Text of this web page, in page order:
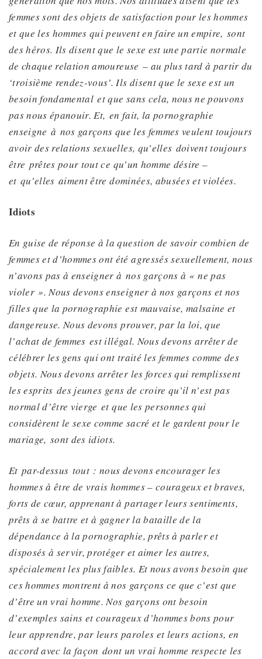
femmessont des objets de satisfaction pour les hommes
et que les hommes qui peuvent en faire un empire, sont
des héros. Ils disent que le sexe est une partie normale
de chaquerelation amoureuse – au plus tard à partir du
‘troisième rendez-vous’. Ils disent que le sexe est un
besoin fondamentalet que sans cela, nous ne pouvons
pas nous épanouir. Et, en fait, la pornographie
enseigne à nos garçons que les femmes veulent toujours
avoir des relations sexuelles, qu’elles doiventtoujours
être prêtespour tout ce qu’un homme désire –
etqu’ellesaiment être dominées, abusées et violées.
Idiots
En guise de réponse à la question de savoir combien de
femmes et d’hommes ont été agressés sexuellement, nous
n’avons pas à enseigner à nos garçons à « ne pas
violer ». Nous devons enseigner à nos garçons et nos
filles que la pornographie est mauvaise, malsaine et
dangereuse.Nous devons prouver, par la loi, que
l’achat de femmes est illégal. Nous devons arrêter de
célébrer les gens qui ont traité les femmes comme des
objets. Nous devons arrêter les forces qui remplissent
les espritsdes jeunes gens de croire qu’il n’est pas
normal d’être vierge et que les personnes qui
considèrent le sexe comme sacré et le gardent pour le
mariage,sont des idiots.
Etpar-dessus tout : nous devons encourager les
hommes à être de vrais hommes – courageux et braves,
forts de cœur, apprenant à partager leurs sentiments,
prêts à se battre et à gagner la bataille de la
dépendance à la pornographie,prêts à parler et
disposés à servir, protéger et aimer les autres,
spécialement les plus faibles. Et nous avons besoin que
ces hommes montrent à nos garçons ce que c’est que
d’être un vrai homme. Nos garçons ont besoin
d’exemples sains et courageux d’hommes bons pour
leur apprendre, par leurs paroles et leurs actions, en
accord avec la façondont un vrai homme respecte les